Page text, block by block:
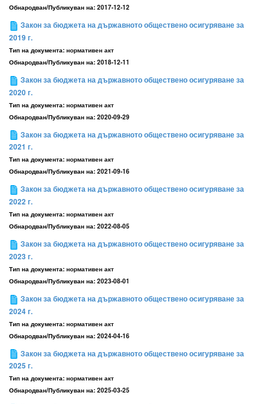
Обнародван/Публикуван на: 2017-12-12
Закон за бюджета на държавното обществено осигуряване за
2019 г.
Тип на документа: нормативен акт
Обнародван/Публикуван на: 2018-12-11
Закон за бюджета на държавното обществено осигуряване за
2020 г.
Тип на документа: нормативен акт
Обнародван/Публикуван на: 2020-09-29
Закон за бюджета на държавното обществено осигуряване за
2021 г.
Тип на документа: нормативен акт
Обнародван/Публикуван на: 2021-09-16
Закон за бюджета на държавното обществено осигуряване за
2022 г.
Тип на документа: нормативен акт
Обнародван/Публикуван на: 2022-08-05
Закон за бюджета на държавното обществено осигуряване за
2023 г.
Тип на документа: нормативен акт
Обнародван/Публикуван на: 2023-08-01
Закон за бюджета на държавното обществено осигуряване за
2024 г.
Тип на документа: нормативен акт
Обнародван/Публикуван на: 2024-04-16
Закон за бюджета на държавното обществено осигуряване за
2025 г.
Тип на документа: нормативен акт
Обнародван/Публикуван на: 2025-03-25